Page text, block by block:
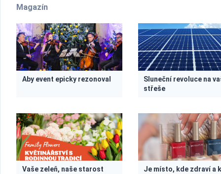
Magazín
Aby event epicky rezonoval
Sluneční revoluce na
střeše
Vaše zeleň, naše starost
Je místo, kde zdraví a